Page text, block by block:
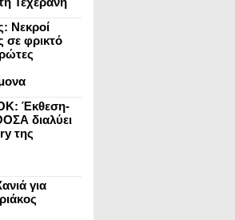
Νεκροί
σε φρικτό
Έκθεση-
διαλύει
της
για